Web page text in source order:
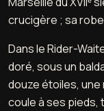
crucigère ; sa
Dans le Rider-
doré, sous un
douze étoiles,
coule à ses pieds,